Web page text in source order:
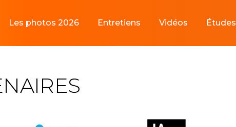
Les photos 2026 Entretiens Vidéos Études